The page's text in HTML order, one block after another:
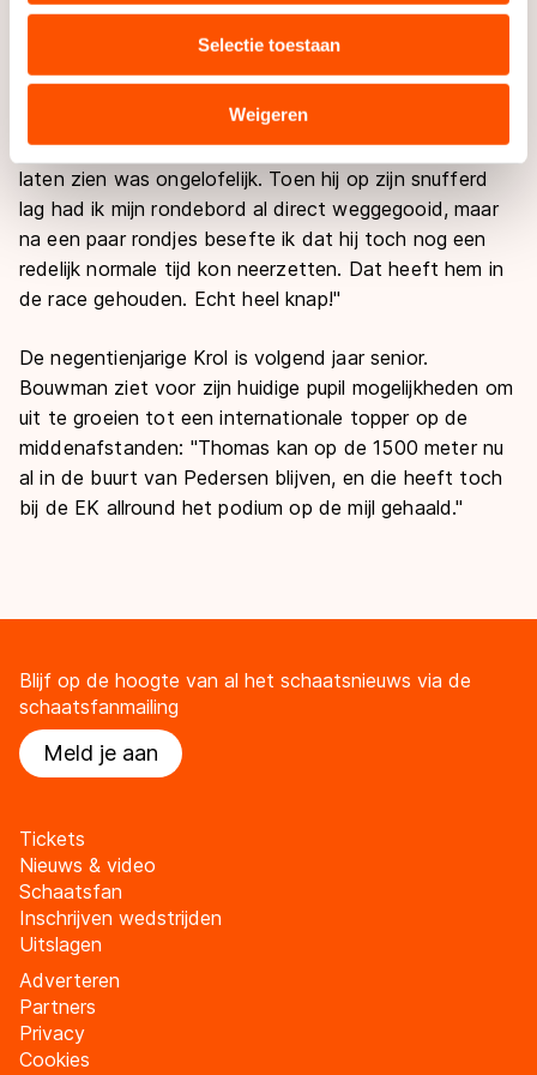
combineren met andere gegevens die u aan hen heeft
verstrekt of die zij hebben verzameld via hun services.
Sommige partners kunnen gegevens doorgeven aan
landen buiten de EU, zoals de VS, waar mogelijk geen
adequaat beschermingsniveau geldt volgens de GDPR.
Door op ‘Toestaan’ te klikken, stemt u in met deze
overdracht. Meer informatie vindt u in ons
cookiebeleid
Selectie toestaan
Weigeren
Bouwman toonde groot respect het optreden van
Krol: "Eigenlijk heeft dat zilver gisteren op die drie
kilometer gewonnen. Wat hij daar na die val heeft
laten zien was ongelofelijk. Toen hij op zijn snufferd
lag had ik mijn rondebord al direct weggegooid, maar
na een paar rondjes besefte ik dat hij toch nog een
redelijk normale tijd kon neerzetten. Dat heeft hem in
de race gehouden. Echt heel knap!"
De negentienjarige Krol is volgend jaar senior.
Bouwman ziet voor zijn huidige pupil mogelijkheden om
uit te groeien tot een internationale topper op de
middenafstanden: "Thomas kan op de 1500 meter nu
al in de buurt van Pedersen blijven, en die heeft toch
bij de EK allround het podium op de mijl gehaald."
Blijf op de hoogte van al het schaatsnieuws via de
schaatsfanmailing
Meld je aan
Tickets
Nieuws & video
Schaatsfan
Inschrijven wedstrijden
Uitslagen
Adverteren
Partners
Privacy
Cookies